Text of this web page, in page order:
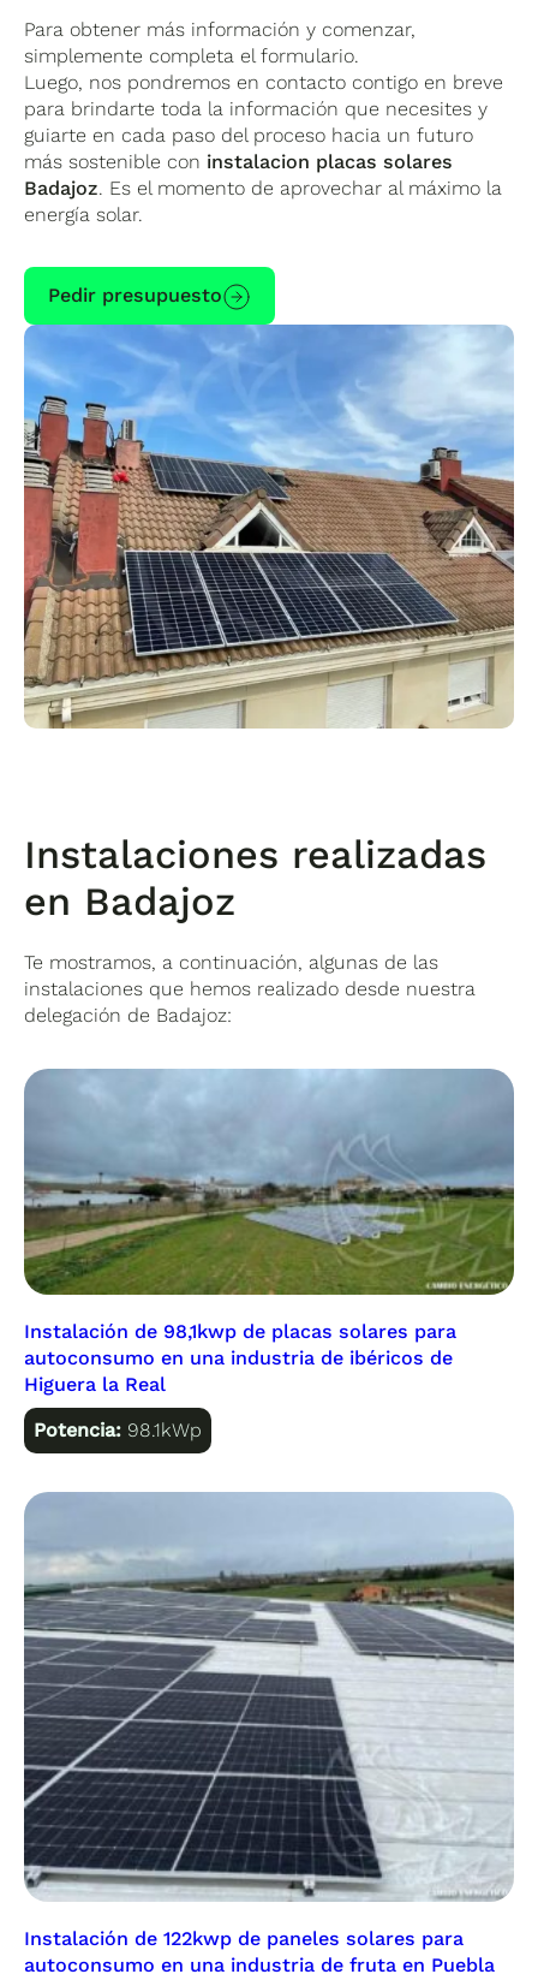
Para obtener más información y comenzar,
simplemente completa el formulario.
Luego, nos pondremos en contacto contigo en breve
para brindarte toda la información que necesites y
guiarte en cada paso del proceso hacia un futuro
más sostenible con instalacion placas solares
Badajoz. Es el momento de aprovechar al máximo la
energía solar.
Pedir presupuesto
Instalaciones realizadas
en Badajoz
Te mostramos, a continuación, algunas de las
instalaciones que hemos realizado desde nuestra
delegación de Badajoz:
Instalación de 98,1kwp de placas solares para
autoconsumo en una industria de ibéricos de
Higuera la Real
Potencia: 98.1kWp
Instalación de 122kwp de paneles solares para
autoconsumo en una industria de fruta en Puebla